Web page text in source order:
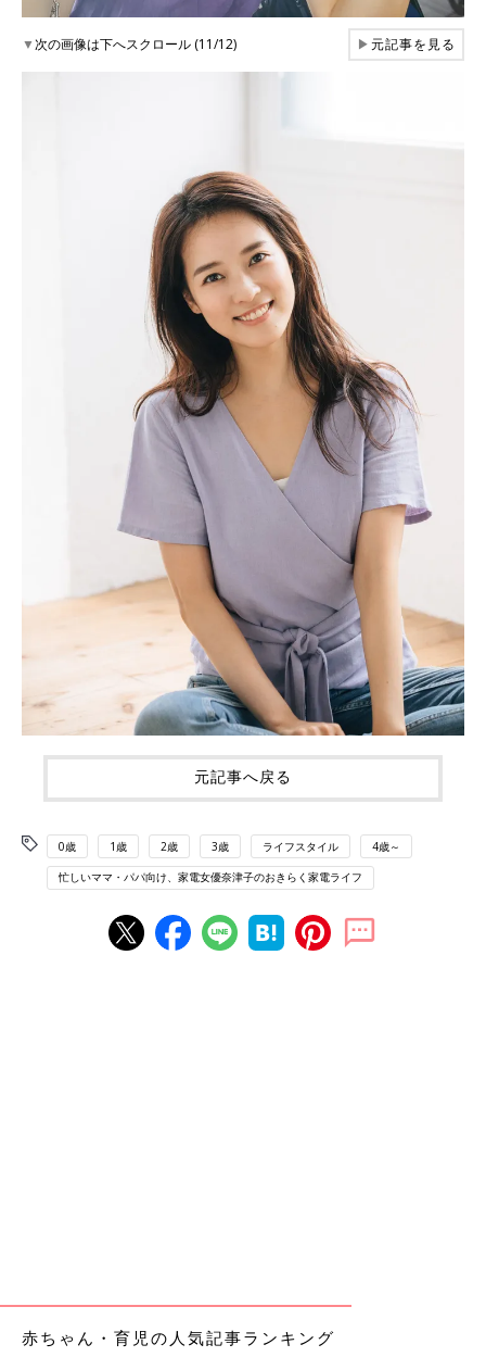
▼次の画像は下へスクロール (11/12) ▶元記事を見る
元記事へ戻る
0歳 1歳 2歳 3歳 ライフスタイル 4歳～
忙しいママ・パパ向け、家電女優奈津子のおきらく家電ライフ
赤ちゃん・育児の人気記事ランキング